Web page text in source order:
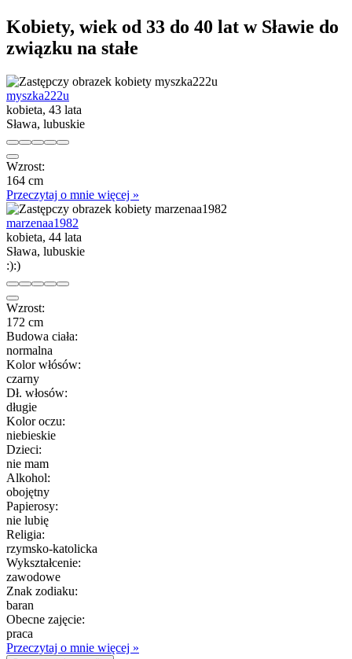
Kobiety, wiek od 33 do 40 lat w Sławie do
związku na stałe
myszka222u
kobieta, 43 lata
Sława, lubuskie
Wzrost:
164 cm
Przeczytaj o mnie więcej »
marzenaa1982
kobieta, 44 lata
Sława, lubuskie
:):)
Wzrost:
172 cm
Budowa ciała:
normalna
Kolor włósów:
czarny
Dł. włosów:
długie
Kolor oczu:
niebieskie
Dzieci:
nie mam
Alkohol:
obojętny
Papierosy:
nie lubię
Religia:
rzymsko-katolicka
Wykształcenie:
zawodowe
Znak zodiaku:
baran
Obecne zajęcie:
praca
Przeczytaj o mnie więcej »